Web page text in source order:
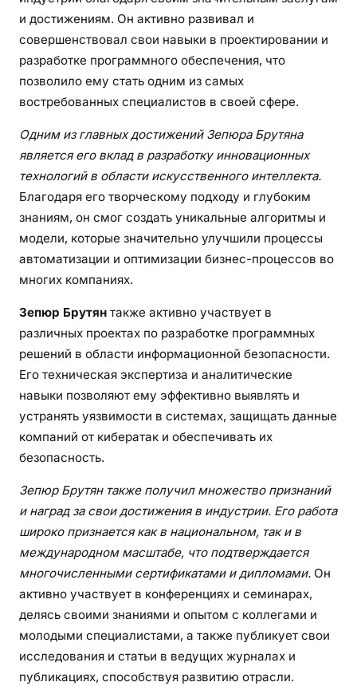
и достижениям. Он активно развивал и
совершенствовал свои навыки в проектировании и
разработке программного обеспечения, что
позволило ему стать одним из самых
востребованных специалистов в своей сфере.
Одним из главных достижений Зепюра Брутяна
является его вклад в разработку инновационных
технологий в области искусственного интеллекта.
Благодаря его творческому подходу и глубоким
знаниям, он смог создать уникальные алгоритмы и
модели, которые значительно улучшили процессы
автоматизации и оптимизации бизнес-процессов во
многих компаниях.
Зепюр Брутян также активно участвует в
различных проектах по разработке программных
решений в области информационной безопасности.
Его техническая экспертиза и аналитические
навыки позволяют ему эффективно выявлять и
устранять уязвимости в системах, защищать данные
компаний от кибератак и обеспечивать их
безопасность.
Зепюр Брутян также получил множество признаний
и наград за свои достижения в индустрии. Его работа
широко признается как в национальном, так и в
международном масштабе, что подтверждается
многочисленными сертификатами и дипломами. Он
активно участвует в конференциях и семинарах,
делясь своими знаниями и опытом с коллегами и
молодыми специалистами, а также публикует свои
исследования и статьи в ведущих журналах и
публикациях, способствуя развитию отрасли.